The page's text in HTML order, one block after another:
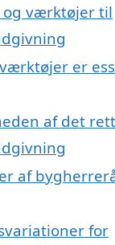
og værktøjer til
er
af det
af
for